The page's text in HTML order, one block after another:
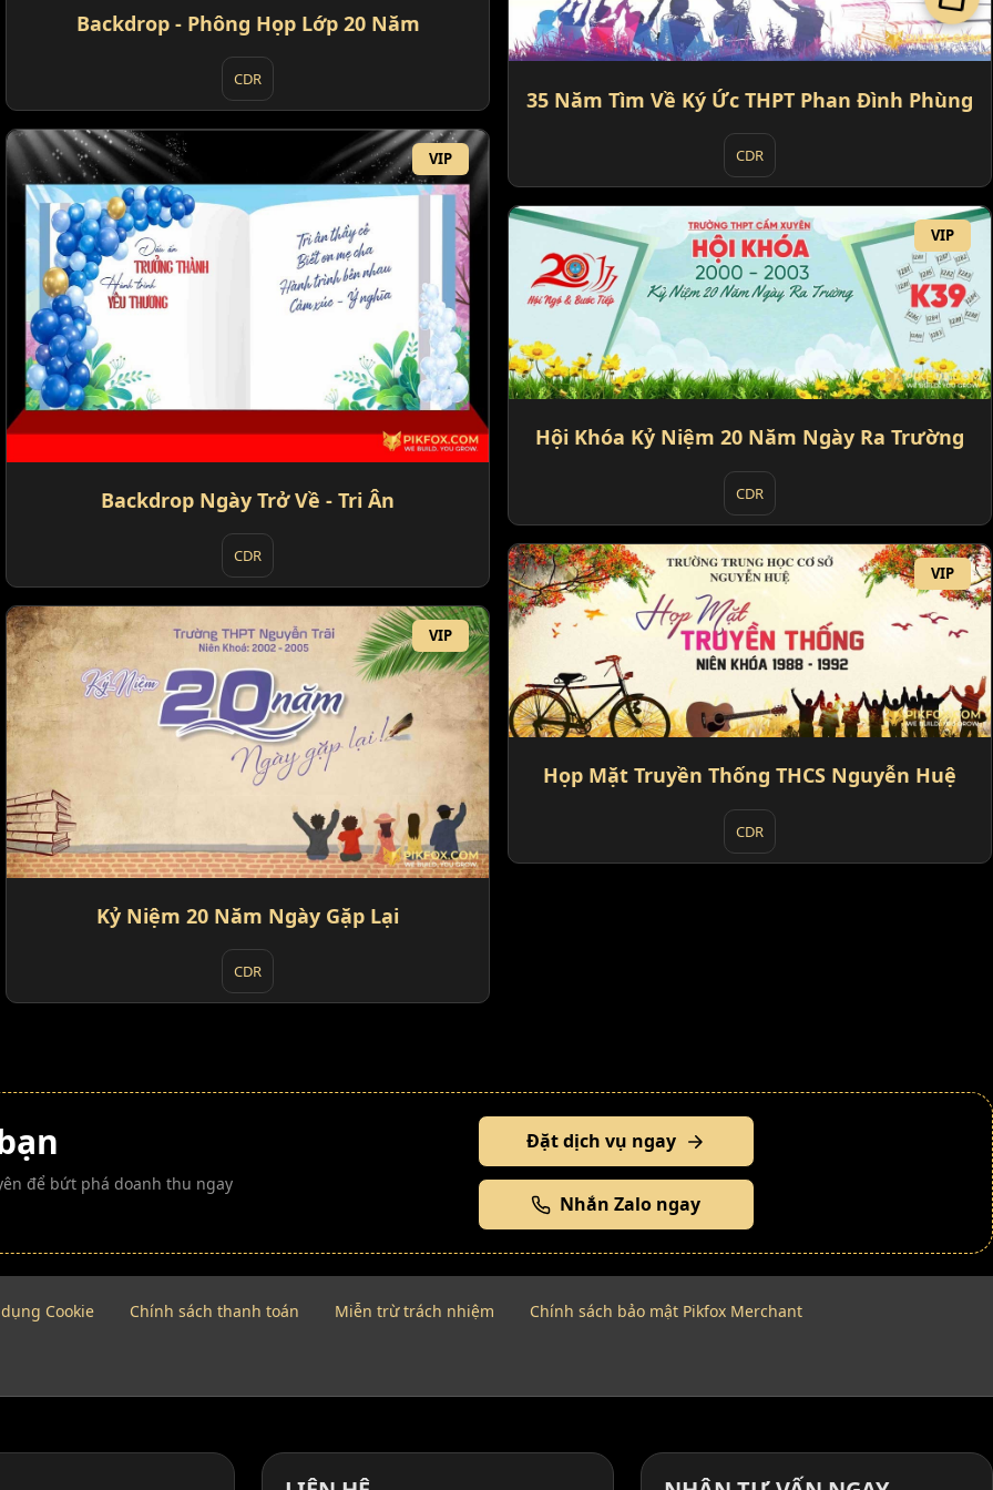
35 Năm Tìm Về Ký Ức THPT Phan Đình Phùng
CDR
Backdrop - Phông Họp Lớp 20 Năm
CDR
VIP
Backdrop Ngày Trở Về - Tri Ân
CDR
VIP
Hội Khóa Kỷ Niệm 20 Năm Ngày Ra Trường
CDR
VIP
Họp Mặt Truyền Thống THCS Nguyễn Huệ
CDR
VIP
Kỷ Niệm 20 Năm Ngày Gặp Lại
CDR
để bứt phá doanh thu ngay
Đặt dịch vụ ngay
Nhắn Zalo ngay
Cookie Chính sách thanh toán Miễn trừ trách nhiệm Chính sách bảo mật Pikfox Merchant